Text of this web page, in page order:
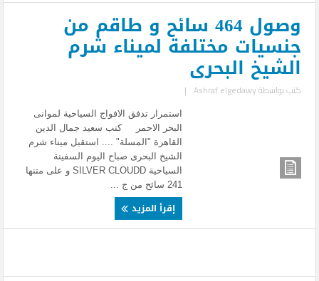
وصول 464 سائح و طاقم من
جنسيات مختلفة لميناء شرم
الشيخ البحرى
كتب بواسطةAshraf elgedawy
|
استمرار تدفق الافواج السياحية لموانى
البحر الاحمر كتب سعيد جمال الدين
القاهرة "المسلة" .... استقبل ميناء شرم
الشيخ البحرى صباح اليوم السفينة
السياحية SILVER CLOUDD و على متنها
241 سائح من ج ...
إقرأ المزيد